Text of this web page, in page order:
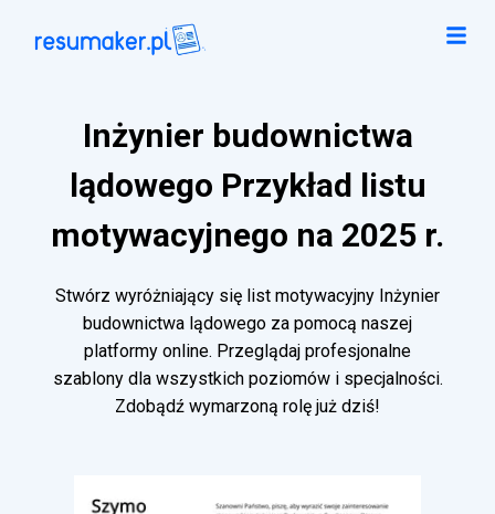
Inżynier budownictwa
lądowego Przykład listu
motywacyjnego na 2025 r.
Stwórz wyróżniający się list motywacyjny Inżynier
budownictwa lądowego za pomocą naszej
platformy online. Przeglądaj profesjonalne
szablony dla wszystkich poziomów i specjalności.
Zdobądź wymarzoną rolę już dziś!